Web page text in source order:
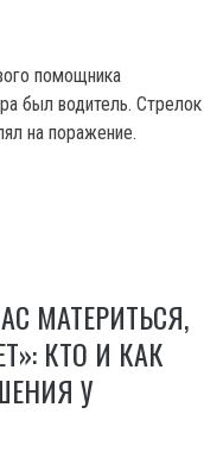
помощника
был водитель. Стрелок
на поражение.
МАТЕРИТЬСЯ,
КТО И КАК
У